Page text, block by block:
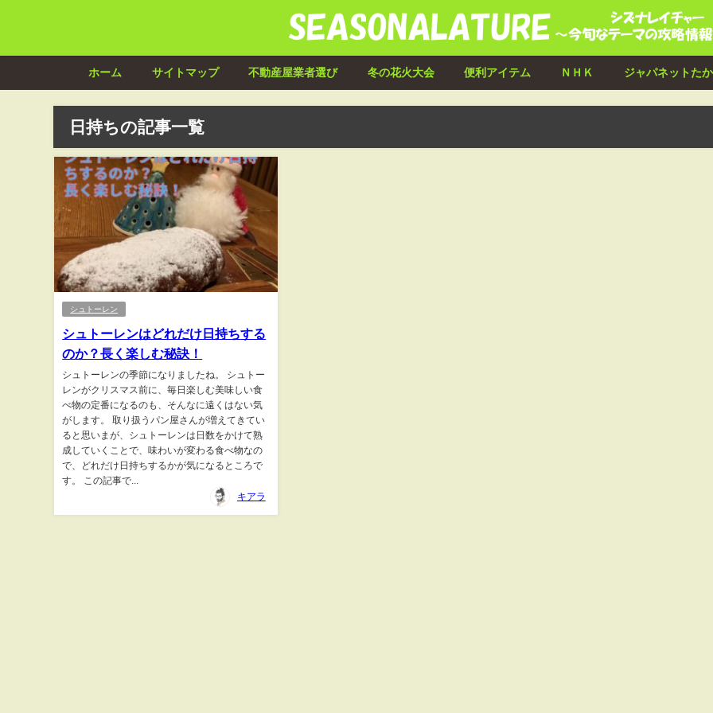
ホーム サイトマップ 不動産屋業者選び 冬の花火大会 便利アイテム ＮＨＫ ジャパネットた
日持ちの記事一覧
シュトーレン
シュトーレンはどれだけ日持ちする
のか？長く楽しむ秘訣！
シュトーレンの季節になりましたね。 シュトー
レンがクリスマス前に、毎日楽しむ美味しい食
べ物の定番になるのも、そんなに遠くはない気
がします。 取り扱うパン屋さんが増えてきてい
ると思いまが、シュトーレンは日数をかけて熟
成していくことで、味わいが変わる食べ物なの
で、どれだけ日持ちするかが気になるところで
す。 この記事で...
キアラ